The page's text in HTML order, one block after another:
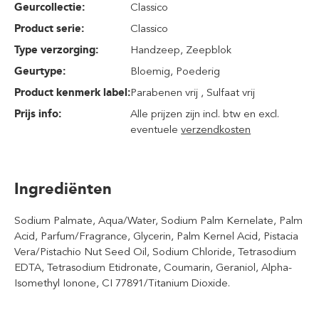
Geurcollectie:
Classico
Product serie:
Classico
Type verzorging:
Handzeep, Zeepblok
Geurtype:
Bloemig, Poederig
Product kenmerk label:Parabenen vrij , Sulfaat vrij
Prijs info:
Alle prijzen zijn incl. btw en excl.
eventueleverzendkosten
Ingrediënten
Sodium Palmate, Aqua/Water, Sodium Palm Kernelate, Palm
Acid, Parfum/Fragrance, Glycerin, Palm Kernel Acid, Pistacia
Vera/Pistachio Nut Seed Oil, Sodium Chloride, Tetrasodium
EDTA, Tetrasodium Etidronate, Coumarin, Geraniol, Alpha-
Isomethyl Ionone, CI 77891/Titanium Dioxide.